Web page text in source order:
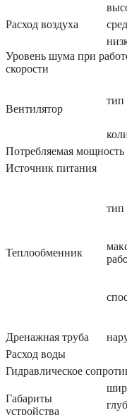
Расход воздуха
Уровень шума при
скорости
Вентилятор
тип
Потребляемая мощность
Источник питания
Теплообменник
тип
Дренажная труба
Расход воды
Гидравлическое
Габариты
устройства